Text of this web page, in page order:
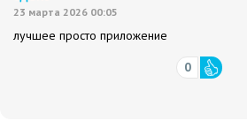
23 марта 2026 00:05
лучшее просто приложение
0